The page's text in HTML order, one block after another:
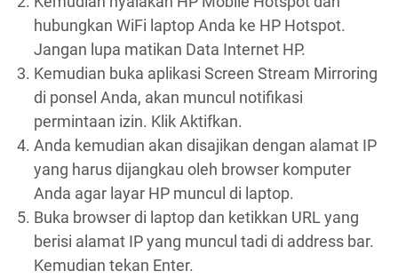
hubungkan WiFi laptop Anda ke HP Hotspot.
Jangan lupa matikan Data Internet HP.
Kemudian buka aplikasi Screen Stream Mirroring
di ponsel Anda, akan muncul notifikasi
permintaan izin. Klik Aktifkan.
Anda kemudian akan disajikan dengan alamat IP
yang harus dijangkau oleh browser komputer
Anda agar layar HP muncul di laptop.
Buka browser di laptop dan ketikkan URL yang
berisi alamat IP yang muncul tadi di address bar.
Kemudian tekan Enter.